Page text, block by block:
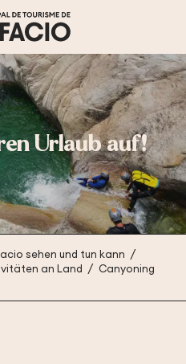
Urlaub auf!
sehen und tun kann
an Land Canyoning
favoris